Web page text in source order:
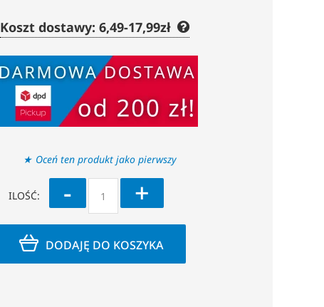
Koszt dostawy: 6,49-17,99zł
Oceń ten produkt jako pierwszy
ILOŚĆ: - +
DODAJĘ DO KOSZYKA